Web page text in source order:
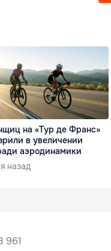
на «Тур де Франс»
в увеличении
аэродинамики
назад
961